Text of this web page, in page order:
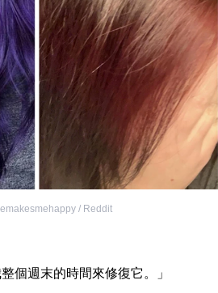
/ Reddit
個週末的時間來修復它。」